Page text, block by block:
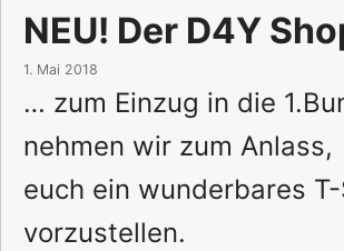
NEU! Der D4Y
1. Mai 2018
… zum Einzug in die
nehmen wir zum Anlass,
euch ein wunderbares
vorzustellen.